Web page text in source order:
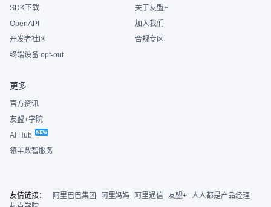
SDK下载
OpenAPI
开发者社区
终端设备 opt-out
关于友盟+
加入我们
合规专区
更多
官方资讯
友盟+学院
AI Hub
瓴羊数智服务
友情链接： 阿里巴巴集团 阿里妈妈 阿里通信 友盟+ 人人都是产品经理